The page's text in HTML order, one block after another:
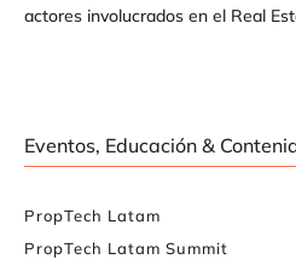
actores involucrados en el Real
Eventos, Educación &
PropTech Latam
PropTech Latam Summit